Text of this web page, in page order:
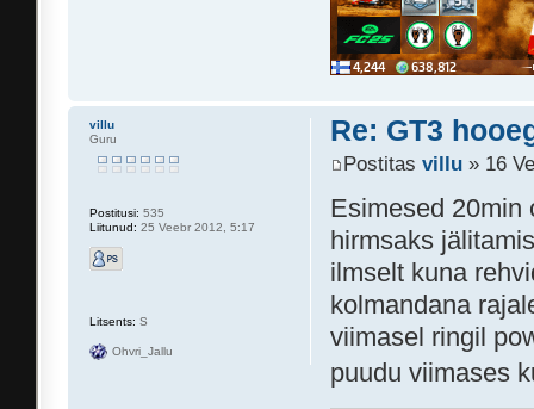
Re: GT3
Postitasvillu » 16
Esimesed
hirmsaks
ilmselt kuna
kolmandana
viimasel ringil
puudu viimases
villu
Guru
Postitusi: 535
Liitunud: 25 Veebr 2012, 5:17
Litsents: S
Ohvri_Jallu